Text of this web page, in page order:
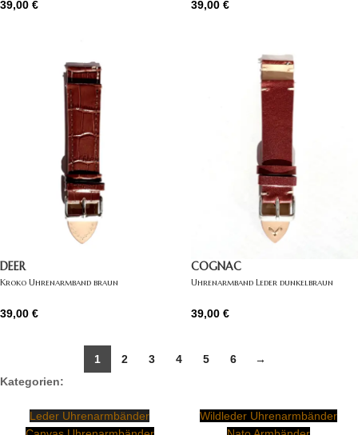
39,00 € 39,00 €
DEER
Kroko Uhrenarmband braun
39,00 €
COGNAC
Uhrenarmband Leder dunkelbraun
39,00 €
1 2 3 4 5 6
→
Kategorien:
Leder Uhrenarmbänder
Wildleder Uhrenarmbänder